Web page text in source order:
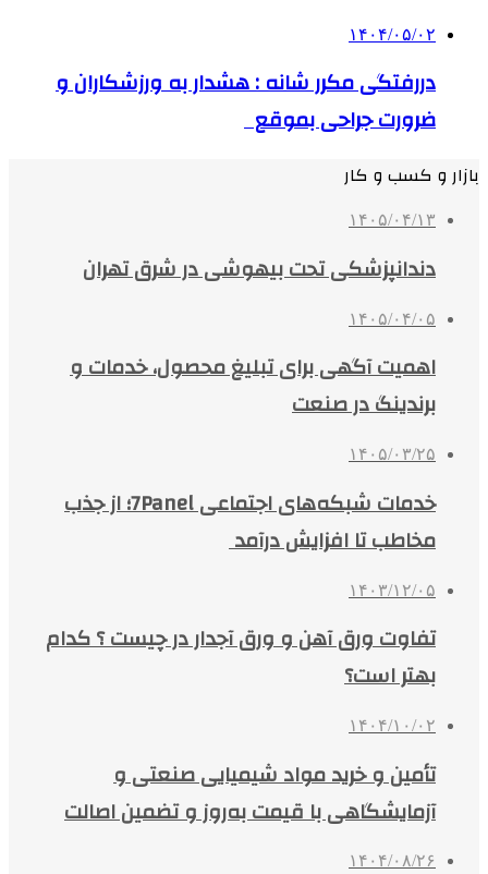
۱۴۰۴/۰۵/۰۲
دررفتگی مکرر شانه : هشدار به ورزشکاران و
ضرورت جراحی بموقع
بازار و کسب و کار
۱۴۰۵/۰۴/۱۳
دندانپزشکی تحت بیهوشی در شرق تهران
۱۴۰۵/۰۴/۰۵
اهمیت آگهی برای تبلیغ محصول، خدمات و
برندینگ در صنعت
۱۴۰۵/۰۳/۲۵
خدمات شبکه‌های اجتماعی 7Panel؛ از جذب
مخاطب تا افزایش درآمد
۱۴۰۳/۱۲/۰۵
تفاوت ورق آهن و ورق آجدار در چیست ؟ کدام
بهتر است؟
۱۴۰۴/۱۰/۰۲
تأمین و خرید مواد شیمیایی صنعتی و
آزمایشگاهی با قیمت به‌روز و تضمین اصالت
۱۴۰۴/۰۸/۲۶